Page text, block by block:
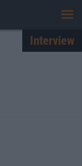
Interview